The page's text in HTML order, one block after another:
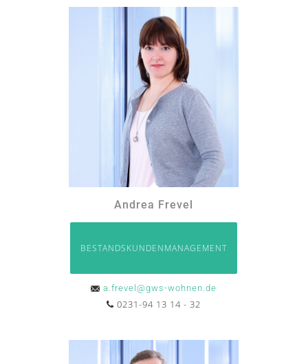
Andrea Frevel
BESTANDSKUNDENMANAGEMENT
a.frevel@gws-wohnen.de
0231-94 13 14 - 32